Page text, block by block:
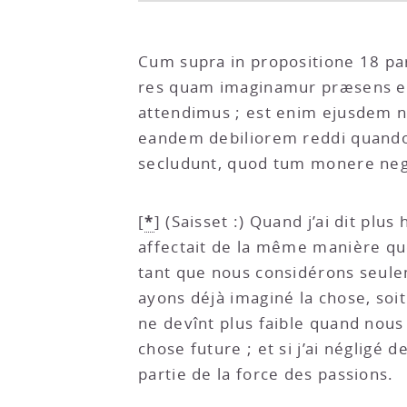
Cum supra in propositione 18
res quam imaginamur præsens
attendimus ; est enim ejusdem
eandem debiliorem reddi
secludunt, quod tum monere
[*](Saisset :) Quand j’ai dit plus
affectait de la même manière
tant que nous considérons
ayons déjà imaginé la chose,
ne devînt plus faible quand
chose future ; et si j’ai négligé
partie de la force des passions.